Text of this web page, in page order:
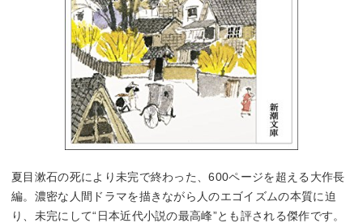
夏目漱石の死により未完で終わった、600ページを超える大作長
編。濃密な人間ドラマを描きながら人のエゴイズムの本質に迫
り、未完にして“日本近代小説の最高峰”とも評される傑作です。